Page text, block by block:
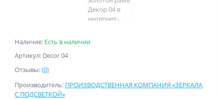
Наличие: Есть в наличии
Артикул: Decor 04
Отзывы:(0)
Производитель: ПРОИЗВОДСТВЕННАЯ КОМПАНИЯ «ЗЕРКАЛА
С ПОДСВЕТКОЙ»